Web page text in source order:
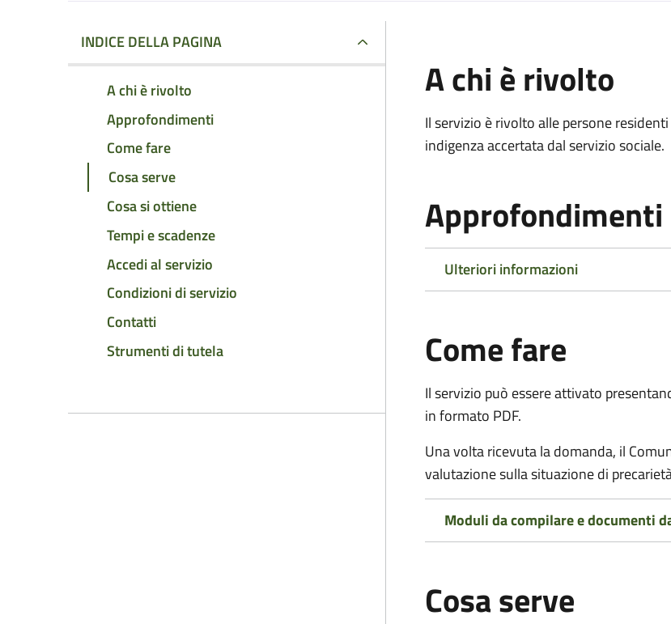
INDICE DELLA PAGINA
A chi è rivolto
Approfondimenti
Come fare
Cosa serve
Cosa si ottiene
Tempi e scadenze
Accedi al servizio
Condizioni di servizio
Contatti
Strumenti di tutela
A chi è rivolto
Il servizio è rivolto alle persone
indigenza accertata dal servizio sociale.
Approfondimenti
Ulteriori informazioni
Come fare
Il servizio può essere attivato
in formato PDF.
Una volta ricevuta la domanda, il
valutazione sulla situazione di
Moduli da compilare e documenti
Cosa serve